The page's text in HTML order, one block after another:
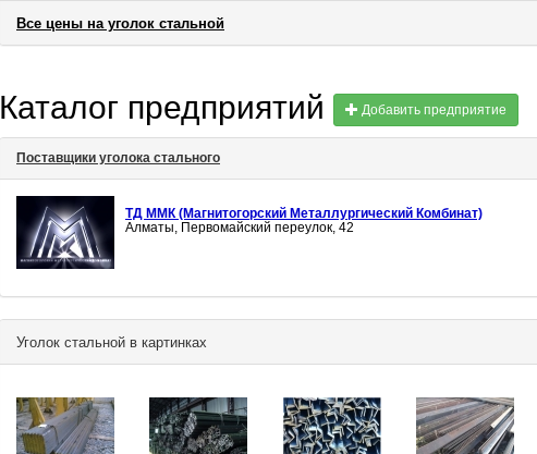
Все цены на уголок стальной
Каталог предприятий Добавить предприятие
Поставщики уголока стального
ТД ММК (Магнитогорский Металлургический Комбинат)
Алматы, Первомайский переулок, 42
Уголок стальной в картинках